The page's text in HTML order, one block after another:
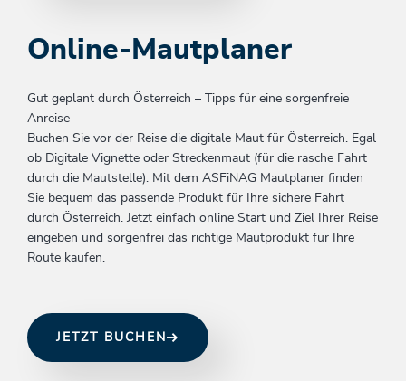
Online-Mautplaner
Gut geplant durch Österreich – Tipps für eine sorgenfreie
Anreise
Buchen Sie vor der Reise die digitale Maut für Österreich. Egal
ob Digitale Vignette oder Streckenmaut (für die rasche Fahrt
durch die Mautstelle): Mit dem ASFiNAG Mautplaner finden
Sie bequem das passende Produkt für Ihre sichere Fahrt
durch Österreich. Jetzt einfach online Start und Ziel Ihrer Reise
eingeben und sorgenfrei das richtige Mautprodukt für Ihre
Route kaufen.
JETZT BUCHEN